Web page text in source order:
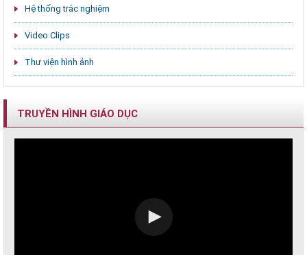
Hệ thống trắc nghiệm
Video Clips
Thư viện hình ảnh
TRUYỀN HÌNH GIÁO DỤC